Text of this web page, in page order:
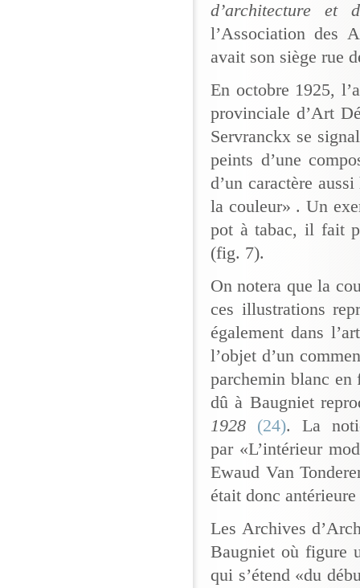
d’architecture et
l’Association des
avait son siège rue
En octobre 1925,
provinciale d’Art
Servranckx se
peints d’une
d’un caractère
la couleur» . Un
pot à tabac, il fait
(fig. 7).
On notera que la
ces illustrations
également dans
l’objet d’un
parchemin blanc
dû à Baugniet
1928 (24). La
par «L’intérieur
Ewaud Van
était donc
Les Archives
Baugniet où figure
qui s’étend «du